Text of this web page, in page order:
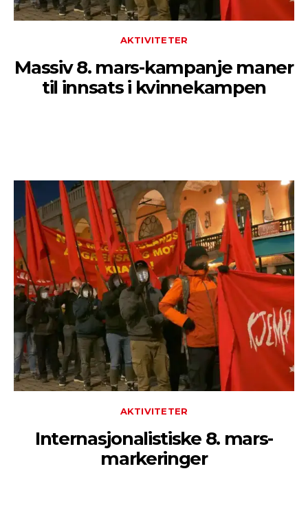
AKTIVITETER
Massiv 8. mars-kampanje maner
til innsats i kvinnekampen
AKTIVITETER
Internasjonalistiske 8. mars-
markeringer